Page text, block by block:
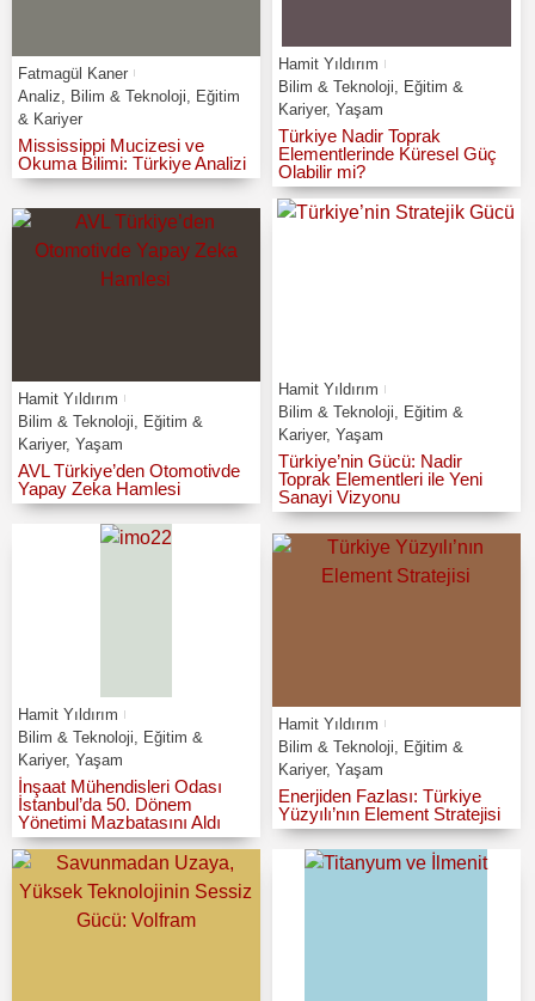
Fatmagül Kaner
Analiz
Bilim & Teknoloji
Eğitim
& Kariyer
Mississippi Mucizesi ve
Okuma Bilimi: Türkiye Analizi
Hamit Yıldırım
Bilim & Teknoloji, Eğitim &
Kariyer, Yaşam
Türkiye Nadir Toprak
Elementlerinde Küresel Güç
Olabilir mi?
Hamit Yıldırım
Bilim & Teknoloji
Eğitim &
Kariyer, Yaşam
AVL Türkiye’den Otomotivde
Yapay Zeka Hamlesi
Hamit Yıldırım
Bilim & Teknoloji, Eğitim &
Kariyer, Yaşam
Türkiye’nin Gücü: Nadir
Toprak Elementleri ile Yeni
Sanayi Vizyonu
Hamit Yıldırım
Bilim & Teknoloji, Eğitim &
Kariyer, Yaşam
İnşaat Mühendisleri Odası
İstanbul’da 50. Dönem
Yönetimi Mazbatasını Aldı
Hamit Yıldırım
Bilim & Teknoloji
Eğitim &
Kariyer, Yaşam
Enerjiden Fazlası: Türkiye
Yüzyılı’nın Element Stratejisi